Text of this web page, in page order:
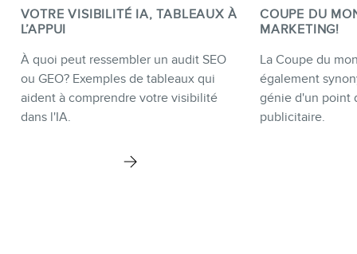
VOTRE VISIBILITÉ IA, TABLEAUX À
L’APPUI
À quoi peut ressembler un audit SEO
ou GEO? Exemples de tableaux qui
aident à comprendre votre visibilité
dans l'IA.
COUPE DU
MARKETING!
La Coupe du
également
génie d'un point
publicitaire.